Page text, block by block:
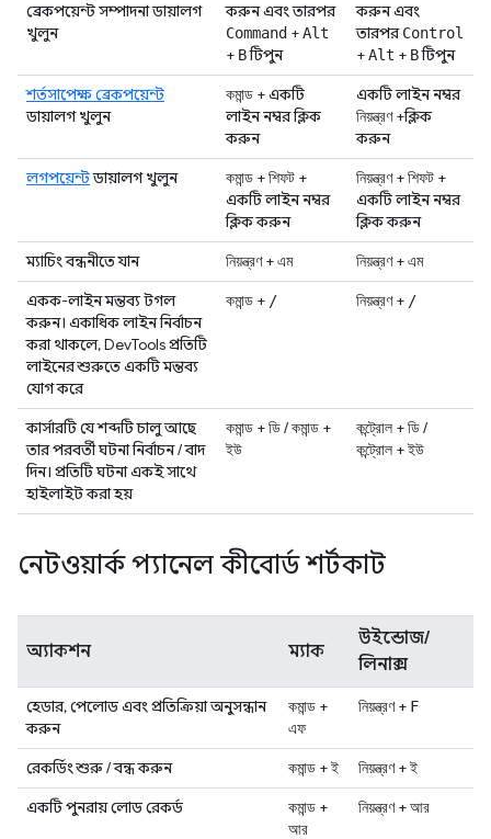
ব্রেকপয়েন্ট সম্পাদনা ডায়ালগ
খুলুন
করুন এবং তারপর
Command +Alt
+ Bটিপুন
করুন এবং
তারপরControl
+Alt + Bটিপুন
শর্তসাপেক্ষ ব্রেকপয়েন্ট
ডায়ালগ খুলুন
কমান্ড + একটি
লাইন নম্বর ক্লিক
করুন
একটি লাইন নম্বর
নিয়ন্ত্রণ+ক্লিক
করুন
লগপয়েন্টডায়ালগ খুলুন কমান্ড +শিফট +
একটি লাইন নম্বর
ক্লিক করুন
নিয়ন্ত্রণ+শিফট +
একটি লাইন নম্বর
ক্লিক করুন
ম্যাচিং বন্ধনীতে যান
নিয়ন্ত্রণ+এম নিয়ন্ত্রণ+এম
একক-লাইন মন্তব্য টগল
করুন। একাধিক লাইন নির্বাচন
করা থাকলে, DevTools প্রতিটি
লাইনের শুরুতে একটি মন্তব্য
যোগ করে
কমান্ড + / নিয়ন্ত্রণ+ /
কার্সারটি যে শব্দটি চালু আছে
তার পরবর্তী ঘটনা নির্বাচন / বাদ
দিন। প্রতিটি ঘটনা একই সাথে
হাইলাইট করা হয়
কমান্ড +ডি/কমান্ড +
ইউ
কন্ট্রোল +ডি/
কন্ট্রোল +ইউ
নেটওয়ার্ক প্যানেল কীবোর্ড শর্টকাট
অ্যাকশন ম্যাক
উইন্ডোজ/
লিনাক্স
হেডার, পেলোড এবং প্রতিক্রিয়া অনুসন্ধান
করুন
কমান্ড +
এফ
নিয়ন্ত্রণ+ F
রেকর্ডিং শুরু / বন্ধ করুন কমান্ড +ই নিয়ন্ত্রণ+ই
একটি পুনরায় লোড রেকর্ড কমান্ড +
আর
নিয়ন্ত্রণ+আর